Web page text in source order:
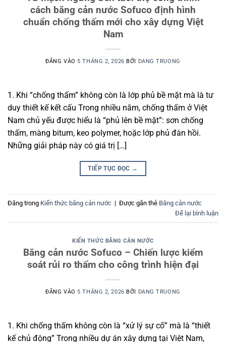
cách băng cản nước Sofuco định hình
chuẩn chống thấm mới cho xây dựng Việt
Nam
ĐĂNG VÀO 5 THÁNG 2, 2026 BỞI DANG TRUONG
1. Khi “chống thấm” không còn là lớp phủ bề mặt mà là tư
duy thiết kế kết cấu Trong nhiều năm, chống thấm ở Việt
Nam chủ yếu được hiểu là “phủ lên bề mặt”: sơn chống
thấm, màng bitum, keo polymer, hoặc lớp phủ đàn hồi.
Những giải pháp này có giá trị […]
TIẾP TỤC ĐỌC →
Đăng trong Kiến thức băng cản nước | Được gắn thẻ Băng cản nước
Để lại bình luận
KIẾN THỨC BĂNG CẢN NƯỚC
Băng cản nước Sofuco – Chiến lược kiểm
soát rủi ro thấm cho công trình hiện đại
ĐĂNG VÀO 5 THÁNG 2, 2026 BỞI DANG TRUONG
1. Khi chống thấm không còn là “xử lý sự cố” mà là “thiết
kế chủ động” Trong nhiều dự án xây dựng tại Việt Nam,